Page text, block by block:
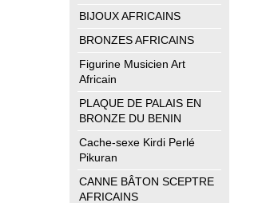
BIJOUX AFRICAINS
BRONZES AFRICAINS
Figurine Musicien Art
Africain
PLAQUE DE PALAIS EN
BRONZE DU BENIN
Cache-sexe Kirdi Perlé
Pikuran
CANNE BÂTON SCEPTRE
AFRICAINS